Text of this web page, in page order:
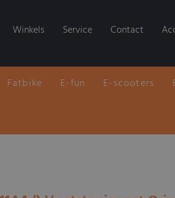
Winkels Service Contact
Fatbike E-fun E-scooters